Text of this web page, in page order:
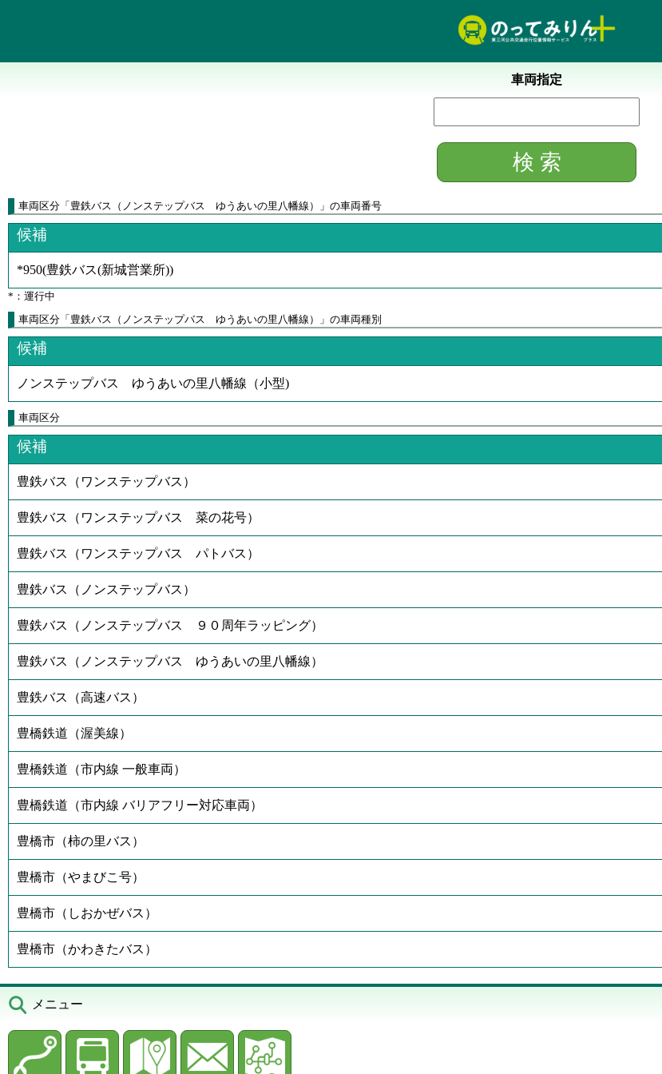
車両指定
車両区分 「 豊鉄バス（ノンステップバス ゆうあいの里八幡線） 」 の車両番号
候補
*950(豊鉄バス(新城営業所))
*：運行中
車両区分「豊鉄バス（ノンステップバス ゆうあいの里八幡線）」の車両種別
候補
ノンステップバス ゆうあいの里八幡線（小型)
車両区分
候補
豊鉄バス（ワンステップバス）
豊鉄バス（ワンステップバス 菜の花号）
豊鉄バス（ワンステップバス パトバス）
豊鉄バス（ノンステップバス）
豊鉄バス（ノンステップバス ９０周年ラッピング）
豊鉄バス（ノンステップバス ゆうあいの里八幡線）
豊鉄バス（高速バス）
豊橋鉄道（渥美線）
豊橋鉄道（市内線 一般車両）
豊橋鉄道（市内線 バリアフリー対応車両）
豊橋市（柿の里バス）
豊橋市（やまびこ号）
豊橋市（しおかぜバス）
豊橋市（かわきたバス）
メニュー